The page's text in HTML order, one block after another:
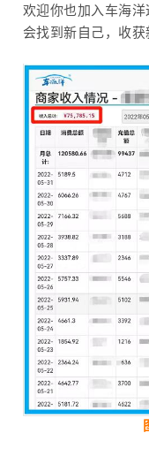
欢迎你也加入车海洋
会找到新自己，收获